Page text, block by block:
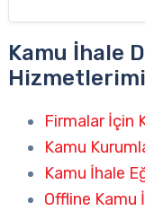
Kamu İhale
Firmalar İçin
Kamu
Kamu İhale
Offline Kamu